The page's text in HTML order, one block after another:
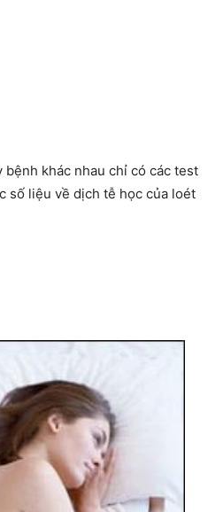
khác nhau chỉ có các test
số liệu về dịch tễ học của loét